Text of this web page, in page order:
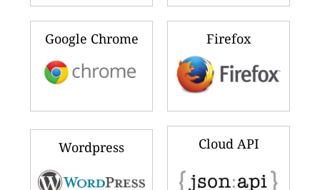
Google Chrome Firefox
Wordpress Cloud API